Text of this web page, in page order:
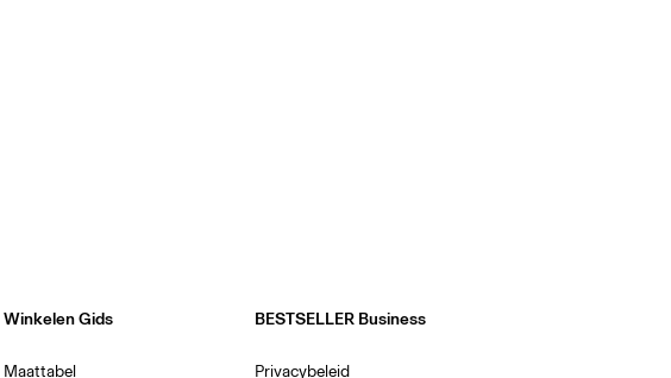
Winkelen Gids
Maattabel
BESTSELLER Business
Privacybeleid